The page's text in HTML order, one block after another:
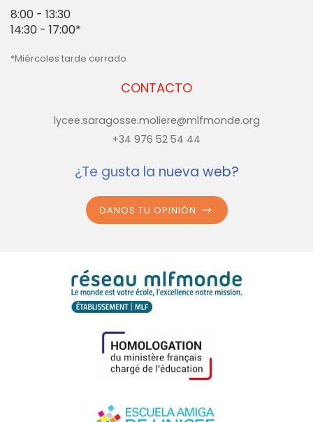
CONTACTO
lycee.saragosse.moliere@mlfmonde.org
+34 976 52 54 44
8:00 - 13:30
14:30 - 17:00*
*Miércoles tarde cerrado
¿Te gusta la nueva web?
DANOS TU OPINIÓN